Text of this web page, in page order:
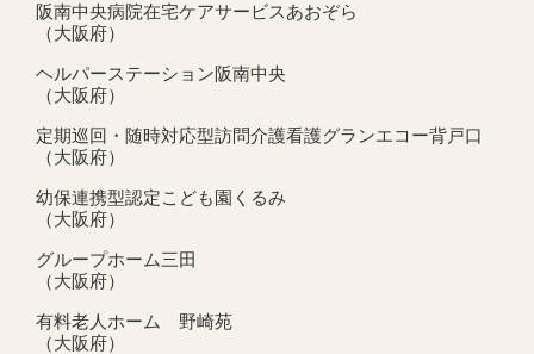
阪南中央病院在宅ケアサービスあおぞら
（大阪府）
ヘルパーステーション阪南中央
（大阪府）
定期巡回・随時対応型訪問介護看護グランエコー背戸口
（大阪府）
幼保連携型認定こども園くるみ
（大阪府）
グループホーム三田
（大阪府）
有料老人ホーム 野崎苑
（大阪府）